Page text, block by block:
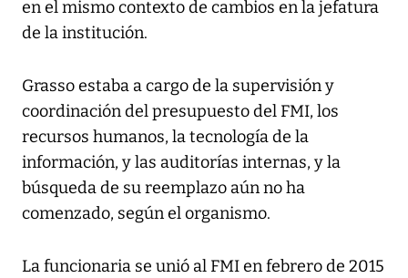
en el mismo contexto de cambios en la jefatura
de la institución.
Grasso estaba a cargo de la supervisión y
coordinación del presupuesto del FMI, los
recursos humanos, la tecnología de la
información, y las auditorías internas, y la
búsqueda de su reemplazo aún no ha
comenzado, según el organismo.
La funcionaria se unió al FMI en febrero de 2015